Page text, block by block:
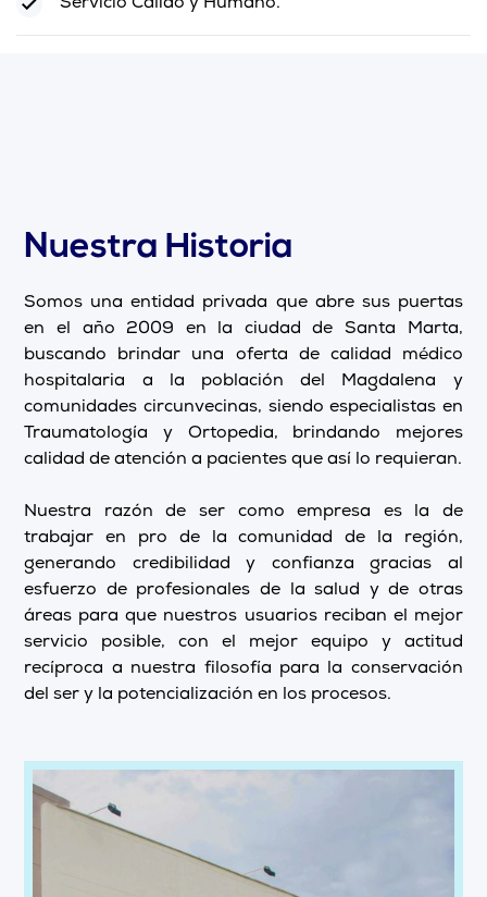
Servicio Cálido y Humano.
Nuestra Historia
Somos una entidad privada que abre sus puertas
en el año 2009 en la ciudad de Santa Marta,
buscando brindar una oferta de calidad médico
hospitalaria a la población del Magdalena y
comunidades circunvecinas, siendo especialistas en
Traumatología y Ortopedia, brindando mejores
calidad de atención a pacientes que así lo requieran.
Nuestra razón de ser como empresa es la de
trabajar en pro de la comunidad de la región,
generando credibilidad y confianza gracias al
esfuerzo de profesionales de la salud y de otras
áreas para que nuestros usuarios reciban el mejor
servicio posible, con el mejor equipo y actitud
recíproca a nuestra filosofía para la conservación
del ser y la potencialización en los procesos.